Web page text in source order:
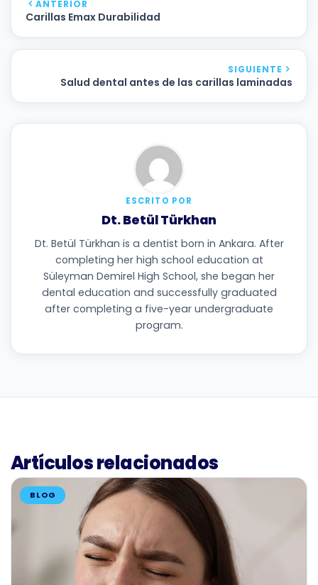
ANTERIOR
Carillas Emax Durabilidad
SIGUIENTE
Salud dental antes de las carillas laminadas
ESCRITO POR
Dt. Betül Türkhan
Dt. Betül Türkhan is a dentist born in Ankara. After
completing her high school education at
Süleyman Demirel High School, she began her
dental education and successfully graduated
after completing a five-year undergraduate
program.
Artículos relacionados
BLOG